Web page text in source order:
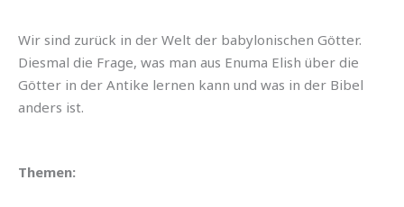
Wir sind zurück in der Welt der babylonischen Götter.
Diesmal die Frage, was man aus Enuma Elish über die
Götter in der Antike lernen kann und was in der Bibel
anders ist.
Themen: